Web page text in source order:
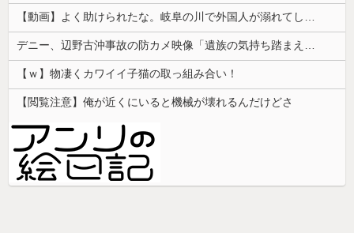
【動画】よく助けられたな。岐阜の川で外国人が溺れてしまう事故。
デニー、辺野古沖事故の防カメ映像「遺族の気持ち踏まえたものかくみ取り切れず」
【ｗ】物凄くカワイイ子猫の取っ組み合い！
【閲覧注意】俺が近くにいると機械が壊れるんだけどさ